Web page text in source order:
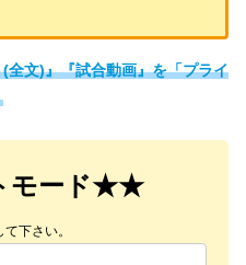
全文)』『試合動画』を「プライ
モード★★
下さい。